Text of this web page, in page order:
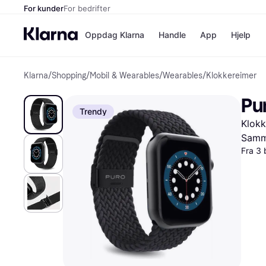
For kunderFor bedrifter
Oppdag Klarna
Betal nå
Betal i 3 deler
Betal innen
Finansiering
Handle
Butikker
App Hjelp
Klarna/Shopping/Mobil & Wearables/Wearables/Klokkereimer
Trendy
Fra 3